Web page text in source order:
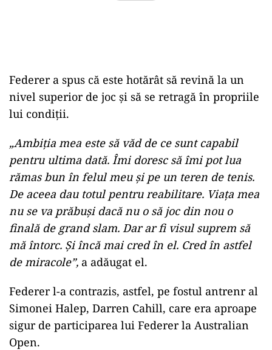
Federer a spus că este hotărât să revină la un
nivel superior de joc şi să se retragă în propriile
lui condiţii.
„Ambiţia mea este să văd de ce sunt capabil
pentru ultima dată. Îmi doresc să îmi pot lua
rămas bun în felul meu şi pe un teren de tenis.
De aceea dau totul pentru reabilitare. Viaţa mea
nu se va prăbuşi dacă nu o să joc din nou o
finală de grand slam. Dar ar fi visul suprem să
mă întorc. Şi încă mai cred în el. Cred în astfel
de miracole”, a adăugat el.
Federer l-a contrazis, astfel, pe fostul antrenr al
Simonei Halep, Darren Cahill, care era aproape
sigur de participarea lui Federer la Australian
Open.